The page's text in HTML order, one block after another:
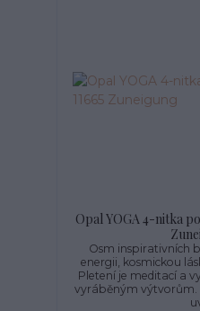
Opal YOGA 4-nitka
Osm inspirativních
energii, kosmickou
Pletení je meditací a
vyráběným výtvorům.